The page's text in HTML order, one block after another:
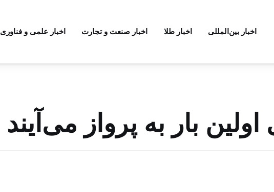
اخبار بین‌المللی اخبار طلا اخبار صنعت و تجارت اخبار علمی و فناوری
بار به پرواز می‌آیند